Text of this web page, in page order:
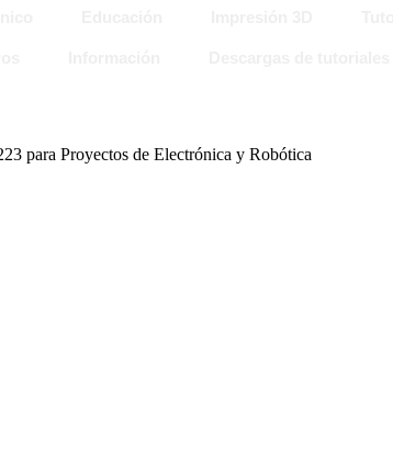
para Proyectos de Electrónica y Robótica